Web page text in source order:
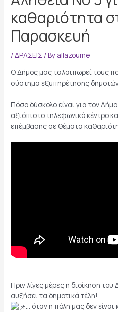
καθαριότητα
Παρασκευή
/ΔΡΑΣΕΙΣ / By allazoume
Ο Δήμος μας ταλαιπωρεί τους
σύστημα εξυπηρέτησης
Πόσο δύσκολο είναι για τον
αξιόπιστο τηλεφωνικό κέντρο
επέμβασης σε θέματα
Πριν λίγες μέρες η διοίκηση
αυξήσει τα δημοτικά τέλη!
… όταν η πόλη μας δεν